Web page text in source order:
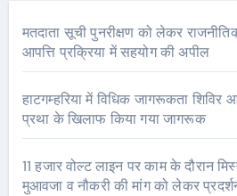
मतदाता सूची पुनरीक्षण को लेकर
आपत्ति प्रक्रिया में सहयोग की अपील
हाटगम्हरिया में विधिक जागरूकता शिविर
प्रथा के खिलाफ किया गया जागरूक
11 हजार वोल्ट लाइन पर काम के दौरान
मुआवजा व नौकरी की मांग को लेकर